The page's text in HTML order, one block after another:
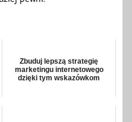
Zbuduj lepszą strategię
marketingu internetowego
dzięki tym wskazówkom